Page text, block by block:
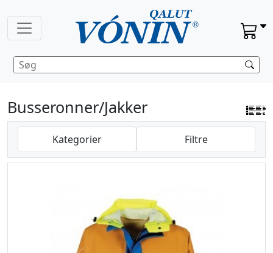
Busseronner/jakker
Kategorier Filtre